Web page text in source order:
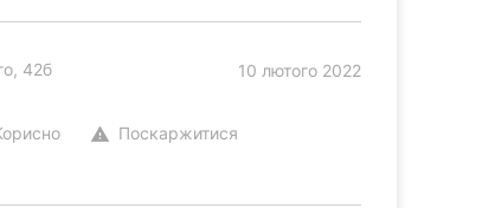
42б
10 лютого 2022
warning Поскаржитися